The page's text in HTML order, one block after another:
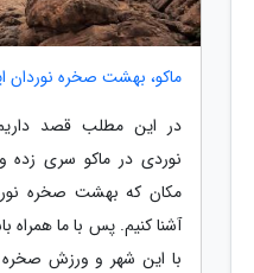
ماکو، بهشت صخره نوردان
در این مطلب قصد
نوردی در ماکو سری زده
مکان که بهشت صخره
آشنا کنیم. پس با ما همراه
با این شهر و ورزش صخره